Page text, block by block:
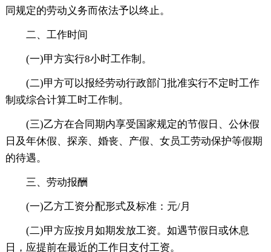
同规定的劳动义务而依法予以终止。
二、工作时间
(一)甲方实行8小时工作制。
(二)甲方可以报经劳动行政部门批准实行不定时工作
制或综合计算工时工作制。
(三)乙方在合同期内享受国家规定的节假日、公休假
日及年休假、探亲、婚丧、产假、女员工劳动保护等假期
的待遇。
三、劳动报酬
(一)乙方工资分配形式及标准：元/月
(二)甲方应按月如期发放工资。如遇节假日或休息
日，应提前在最近的工作日支付工资。